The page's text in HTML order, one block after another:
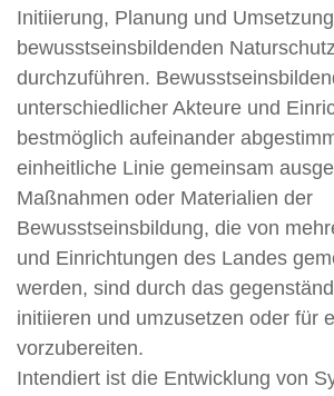
Initiierung, Planung und
bewusstseinsbildenden
durchzuführen.
unterschiedlicher Akteure und
bestmöglich aufeinander
einheitliche Linie gemeinsam
Maßnahmen oder Materialien der
Bewusstseinsbildung, die von
und Einrichtungen des Landes
werden, sind durch das
initiieren und umzusetzen oder für
vorzubereiten.
Intendiert ist die Entwicklung von